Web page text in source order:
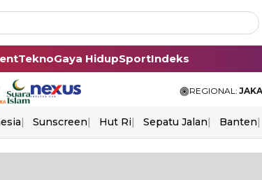
TeknoGaya HidupSportIndeks
REGIONAL:
Sunscreen Hut Ri Sepatu Jalan Banten